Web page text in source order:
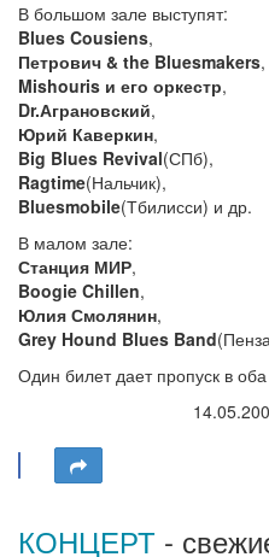
В большом зале выступят:
Blues Cousiens,
Петрович & the Bluesmakers,
Mishouris и его оркестр,
Dr.Аграновский,
Юрий Каверкин,
Big Blues Revival(СПб),
Ragtime(Нальчик),
Bluesmobile(Тбилисси) и др.
В малом зале:
Станция МИР,
Boogie Chillen,
Юлия Смолянин,
Grey Hound Blues Band
Один билет дает пропуск в
КОНЦЕРТ -